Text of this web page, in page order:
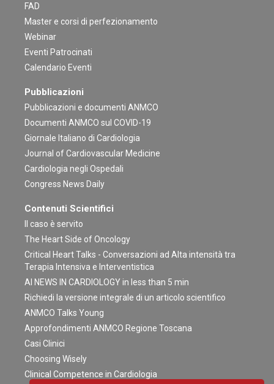
FAD
Master e corsi di perfezionamento
Webinar
Eventi Patrocinati
Calendario Eventi
Pubblicazioni
Pubblicazioni e documenti ANMCO
Documenti ANMCO sul COVID-19
Giornale Italiano di Cardiologia
Journal of Cardiovascular Medicine
Cardiologia negli Ospedali
Congress News Daily
Contenuti Scientifici
Il caso è servito
The Heart Side of Oncology
Critical Heart Talks - Conversazioni ad Alta intensità tra
Terapia Intensiva e Interventistica
AI NEWS IN CARDIOLOGY in less than 5 min
Richiedi la versione integrale di un articolo scientifico
ANMCO Talks Young
Approfondimenti ANMCO Regione Toscana
Casi Clinici
Choosing Wisely
Clinical Competence in Cardiologia